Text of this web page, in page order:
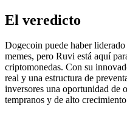
El veredicto
Dogecoin puede haber
memes, pero Ruvi está aquí
criptomonedas. Con su
real y una estructura de
inversores una oportunidad de
tempranos y de alto